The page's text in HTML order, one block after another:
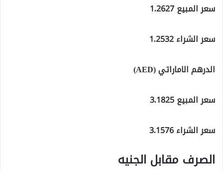
سعر المبيع 1.2627
سعر الشراء 1.2532
الدرهم الاماراتي (AED)
سعر المبيع 3.1825
سعر الشراء 3.1576
الصرف مقابل الجنيه